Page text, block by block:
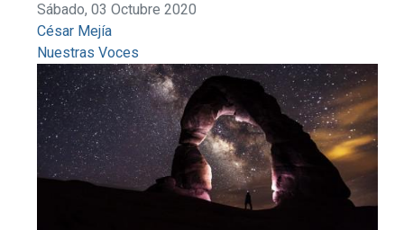
Sábado, 03 Octubre 2020
César Mejía
Nuestras Voces